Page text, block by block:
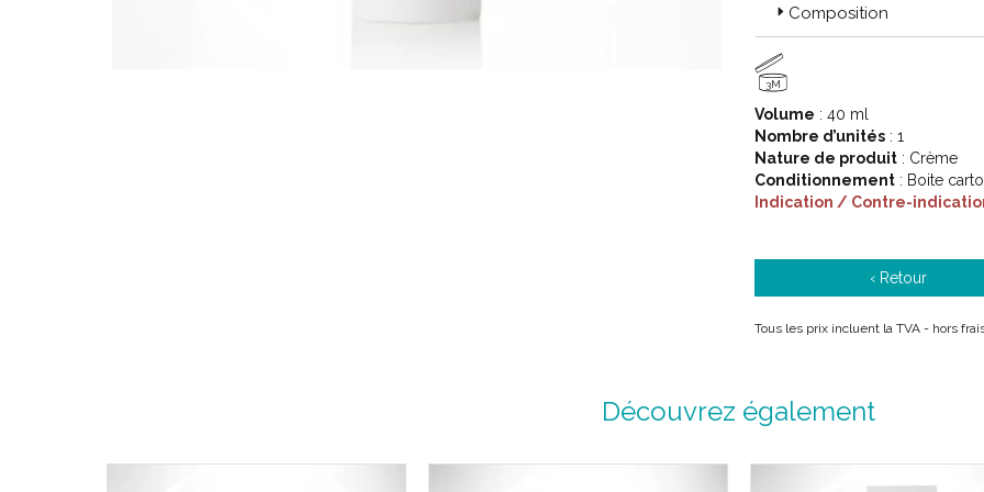
moindre exposition solaire fait
hivernale et aggravation l’ été.
Pour traiter efficacement le
protection solaire efficace est
de bonnes pratiques que les
pourront obtenir de réels
Composition
3M
Volume : 40 ml
Nombre d’unités : 1
Nature de produit : Crème
Conditionnement : Boite
Indication / Contre-
‹ Retour
Tous les prix incluent la TVA - hors
Découvrez également